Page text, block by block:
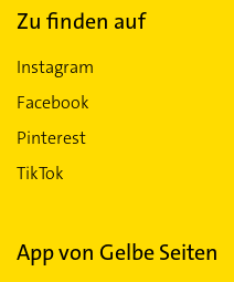
Zu finden auf
Instagram
Facebook
Pinterest
TikTok
App von Gelbe Seiten